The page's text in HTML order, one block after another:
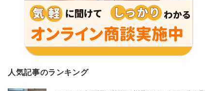
人気記事のランキング